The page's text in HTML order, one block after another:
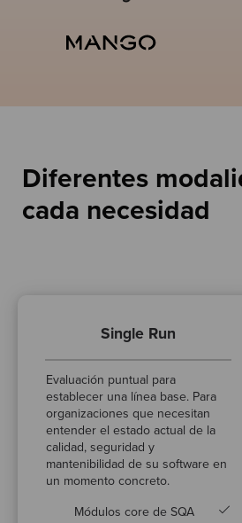
Diferentes
cada necesidad
Single Run
Evaluación puntual para
establecer una línea base. Para
organizaciones que necesitan
entender el estado actual de la
calidad, seguridad y
mantenibilidad de su software en
un momento concreto.
Módulos core de SQA